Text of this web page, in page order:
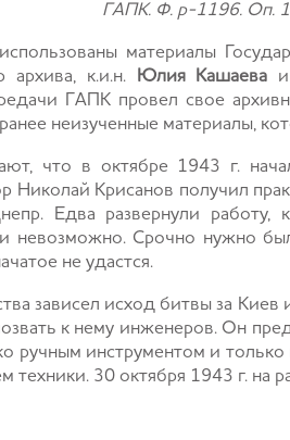
ГАПК. Ф. р-1196. Оп.
материалы
архива, к.и.н.
Юлия Кашаева и
ГАПК провел свое
неизученные материалы,
что в октябре 1943 г.
Николай Крисанов получил
Едва развернули
невозможно. Срочно нужно
не удастся.
зависел исход битвы за
к нему инженеров. Он
ручным инструментом и
30 октября 1943 г. на